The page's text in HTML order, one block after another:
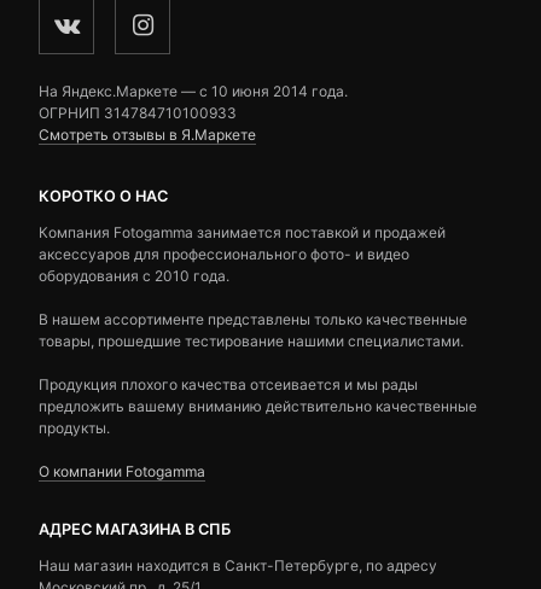
На Яндекс.Маркете — c 10 июня 2014 года.
ОГРНИП 314784710100933
Смотреть отзывы в Я.Маркете
КОРОТКО О НАС
Компания Fotogamma занимается поставкой и продажей
аксессуаров для профессионального фото- и видео
оборудования с 2010 года.
В нашем ассортименте представлены только качественные
товары, прошедшие тестирование нашими специалистами.
Продукция плохого качества отсеивается и мы рады
предложить вашему вниманию действительно качественные
продукты.
О компании Fotogamma
АДРЕС МАГАЗИНА В СПБ
Наш магазин находится в Санкт-Петербурге, по адресу